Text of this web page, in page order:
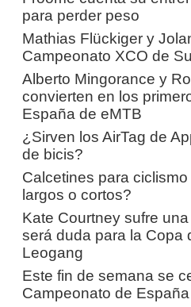
para perder peso
Mathias Flückiger y
Campeonato XCO de
Alberto Mingorance y
convierten en los
España de eMTB
¿Sirven los AirTag de
de bicis?
Calcetines para
largos o cortos?
Kate Courtney sufre
será duda para la Copa
Leogang
Este fin de semana se
Campeonato de